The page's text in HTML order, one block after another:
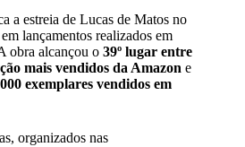
a estreia de Lucas de Matos no
lançamentos realizados em
obra alcançou o 39º lugar entre
mais vendidos da Amazon e
exemplares vendidos em
organizados nas